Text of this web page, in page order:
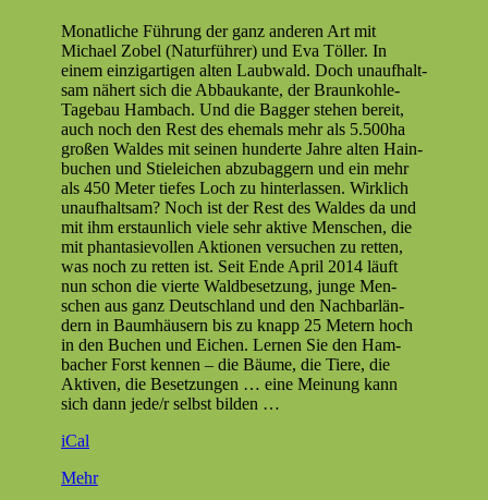
bach­
er Forst
Monatliche Führung der ganz anderen Art mit
Michael Zobel (Natur­führer) und Eva Töller. In
einem einzi­gar­ti­gen alten Laub­wald. Doch unaufhalt­
sam nähert sich die Abbaukante, der Braunkohle-
Tage­bau Ham­bach. Und die Bag­ger ste­hen bere­it,
auch noch den Rest des ehe­mals mehr als 5.500ha
großen Waldes mit seinen hun­derte Jahre alten Hain­
buchen und Stiele­ichen abzubag­gern und ein mehr
als 450 Meter tiefes Loch zu hin­ter­lassen. Wirk­lich
unaufhalt­sam? Noch ist der Rest des Waldes da und
mit ihm erstaunlich viele sehr aktive Men­schen, die
mit phan­tasievollen Aktio­nen ver­suchen zu ret­ten,
was noch zu ret­ten ist. Seit Ende April 2014 läuft
nun schon die vierte Waldbe­set­zung, junge Men­
schen aus ganz Deutsch­land und den Nach­bar­län­
dern in Baumhäusern bis zu knapp 25 Metern hoch
in den Buchen und Eichen. Ler­nen Sie den Ham­
bach­er Forst ken­nen – die Bäume, die Tiere, die
Aktiv­en, die Beset­zun­gen … eine Mei­n­ung kann
sich dann jede/r selb­st bilden …
iCal
Mehrüber